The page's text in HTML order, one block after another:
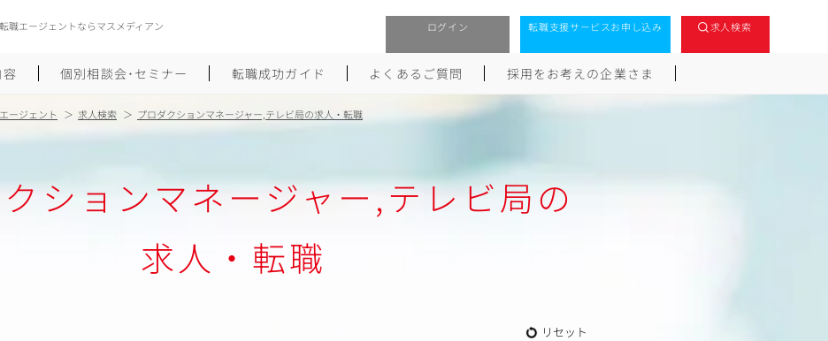
職エージェントならマスメディアン ログイン 転職支援サービスお申し込み 求人検索
個別相談会･セミナー 転職成功ガイド
履歴書のつくり方
ポートフォリオのつくり方
大手広告会社への転職
しゅふクリ･ママクリ転職
よくあるご質問 採用をお考えの企業さま
ージェント 求人検索 プロダクションマネージャー,テレビ局の求人・転職
ションマネージャー,テレビ局の
求人・転職
リセット